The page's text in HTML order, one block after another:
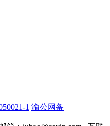
1 渝公网备